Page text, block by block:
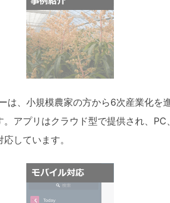
は、小規模農家の方から6次産業化
アプリはクラウド型で提供され、
しています。